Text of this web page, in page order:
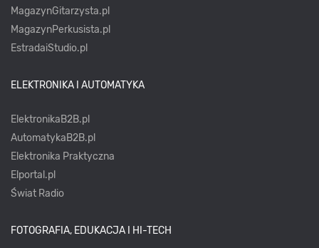
MagazynGitarzysta.pl
MagazynPerkusista.pl
EstradaiStudio.pl
ELEKTRONIKA I AUTOMATYKA
ElektronikaB2B.pl
AutomatykaB2B.pl
Elektronika Praktyczna
Elportal.pl
Świat Radio
FOTOGRAFIA, EDUKACJA I HI-TECH